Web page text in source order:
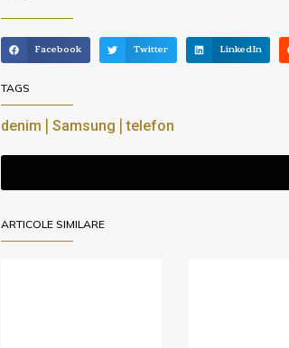
Facebook Twitter LinkedIn
TAGS
denim Samsung |telefon
ARTICOLE SIMILARE